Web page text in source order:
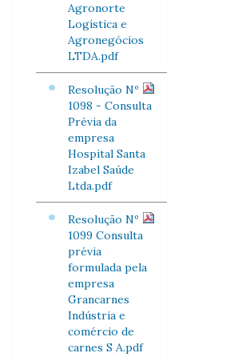
Agronorte
Logística e
Agronegócios
LTDA.pdf
Resolução Nº
1098 - Consulta
Prévia da
empresa
Hospital Santa
Izabel Saúde
Ltda.pdf
Resolução Nº
1099 Consulta
prévia
formulada pela
empresa
Grancarnes
Indústria e
comércio de
carnes S A.pdf